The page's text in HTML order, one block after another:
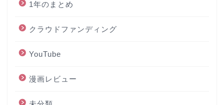
1年のまとめ
クラウドファンディング
YouTube
漫画レビュー